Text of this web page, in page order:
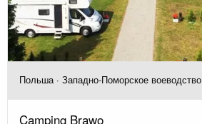
Польша · Западно-Поморское воеводство
Camping Brawo